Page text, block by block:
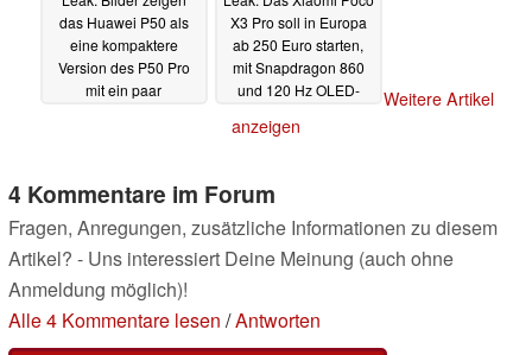
das Huawei P50 als
eine kompaktere
Version des P50 Pro
mit ein paar
X3 Pro soll in Europa
ab 250 Euro starten,
mit Snapdragon 860
und 120 Hz OLED-
Weitere Artikel
anzeigen
4 Kommentare im Forum
Fragen, Anregungen, zusätzliche Informationen zu diesem
Artikel? - Uns interessiert Deine Meinung (auch ohne
Anmeldung möglich)!
Alle 4 Kommentare lesen /Antworten